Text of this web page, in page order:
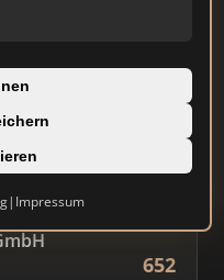
| Impressum
844
652